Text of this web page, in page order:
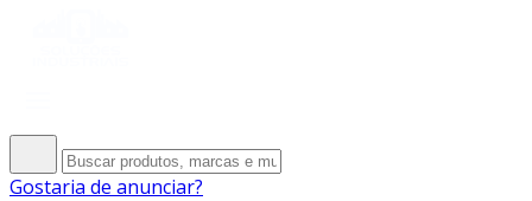
Gostaria de anunciar?